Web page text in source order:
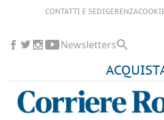
CONTATTI E SEDIGERENZA
Newsletters